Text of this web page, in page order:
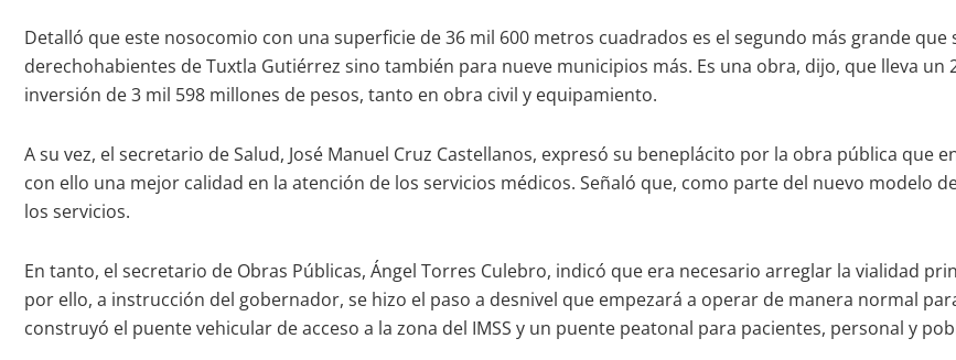
Detalló que este nosocomio con una superficie de 36 mil 600 metros cuadrados es el segundo más grande
derechohabientes de Tuxtla Gutiérrez sino también para nueve municipios más. Es una obra, dijo, que lleva un
inversión de 3 mil 598 millones de pesos, tanto en obra civil y equipamiento.
A su vez, el secretario de Salud, José Manuel Cruz Castellanos, expresó su beneplácito por la obra pública que
con ello una mejor calidad en la atención de los servicios médicos. Señaló que, como parte del nuevo modelo
los servicios.
En tanto, el secretario de Obras Públicas, Ángel Torres Culebro, indicó que era necesario arreglar la vialidad
por ello, a instrucción del gobernador, se hizo el paso a desnivel que empezará a operar de manera normal
construyó el puente vehicular de acceso a la zona del IMSS y un puente peatonal para pacientes, personal y